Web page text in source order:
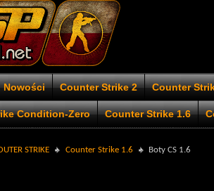
Nowości Counter Strike 2 Counter
Condition-Zero Counter Strike 1.6
STRIKE Counter Strike 1.6 Boty CS 1.6